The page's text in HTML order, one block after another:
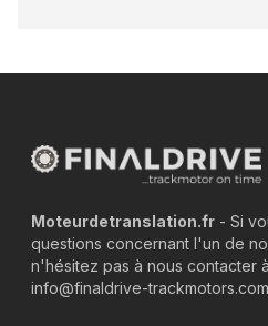
Moteurdetranslation.fr - Si
questions concernant l'un de
n'hésitez pas à nous contacter
info@finaldrive-trackmotors.com